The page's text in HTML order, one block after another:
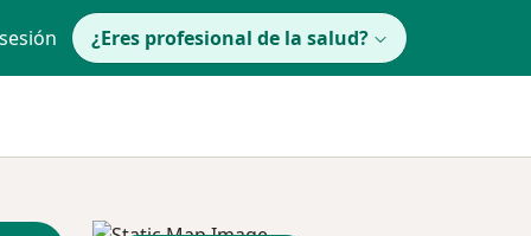
¿Eres profesional de la salud?